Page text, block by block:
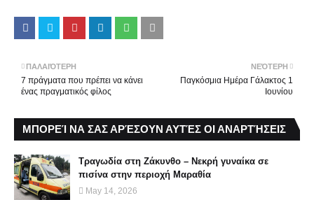
ΝΕΌΤΕΡΗ
Παγκόσμια Ημέρα Γάλακτος 1
Ιουνίου
ΠΑΛΑΙΌΤΕΡΗ
7 πράγματα που πρέπει να κάνει
ένας πραγματικός φίλος
ΜΠΟΡΕΊ ΝΑ ΣΑΣ ΑΡΈΣΟΥΝ ΑΥΤΈΣ ΟΙ ΑΝΑΡΤΉΣΕΙΣ
Τραγωδία στη Ζάκυνθο – Νεκρή γυναίκα σε
πισίνα στην περιοχή Μαραθία
May 14, 2026